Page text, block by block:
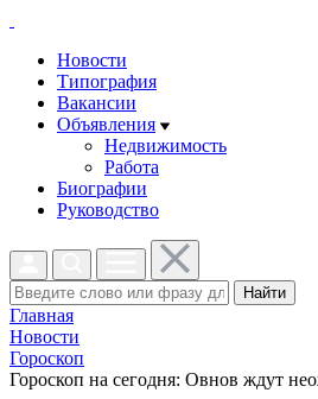
Новости
Типография
Вакансии
Объявления
Недвижимость
Работа
Биографии
Руководство
Найти
Главная
Новости
Гороскоп
Гороскоп на сегодня: Овнов ждут